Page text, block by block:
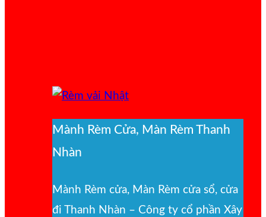
Mành Rèm Cửa, Màn Rèm Thanh
Nhàn
Mành Rèm cửa, Màn Rèm cửa sổ, cửa
đi Thanh Nhàn – Công ty cổ phần Xây